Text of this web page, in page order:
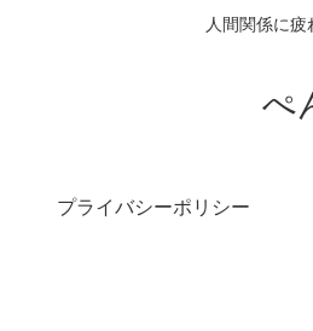
人間関係に
ぺ
プライバシーポリシー